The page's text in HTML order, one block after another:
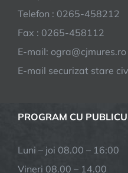
Telefon : 0265-458212
Fax : 0265-458112
E-mail: ogra@cjmures.ro
E-mail securizat stare
PROGRAM CU
Luni – joi 08.00 – 16:00
Vineri 08.00 – 14.00